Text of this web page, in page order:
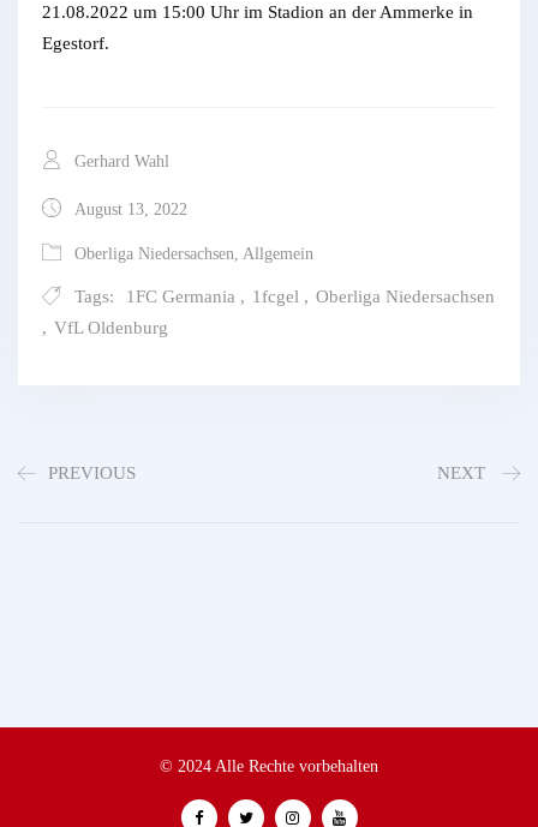
21.08.2022 um 15:00 Uhr im Stadion an der Ammerke in
Egestorf.
Gerhard Wahl
August 13, 2022
Oberliga Niedersachsen Allgemein
Tags: 1FC Germania , 1fcgel , Oberliga Niedersachsen
, VfL Oldenburg
PREVIOUS NEXT
© 2024 Alle Rechte vorbehalten